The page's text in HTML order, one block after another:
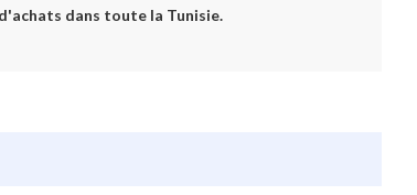
dans toute la Tunisie.